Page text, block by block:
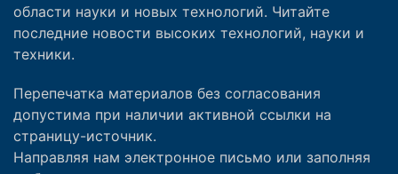
области науки и новых технологий. Читайте
последние новости высоких технологий, науки и
техники.
Перепечатка материалов без согласования
допустима при наличии активной ссылки на
страницу-источник.
Направляя нам электронное письмо или заполняя